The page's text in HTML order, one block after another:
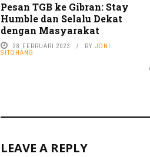
Pesan TGB ke Gibran: Stay
Humble dan Selalu Dekat
dengan Masyarakat
28 FEBRUARI 2023 BY JONI
SITOHANG
LEAVE A REPLY